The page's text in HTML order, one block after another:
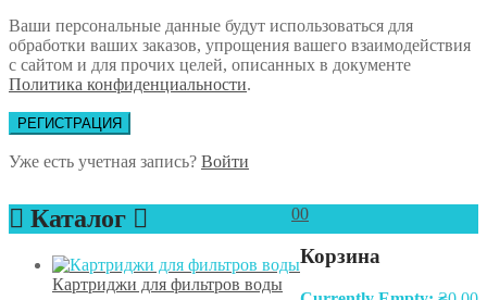
Ваши персональные данные будут использоваться для
обработки ваших заказов, упрощения вашего взаимодействия
с сайтом и для прочих целей, описанных в документе
Политика конфиденциальности.
РЕГИСТРАЦИЯ
Уже есть учетная запись? Войти
0
Корзина
0
Каталог
Картриджи для фильтров воды